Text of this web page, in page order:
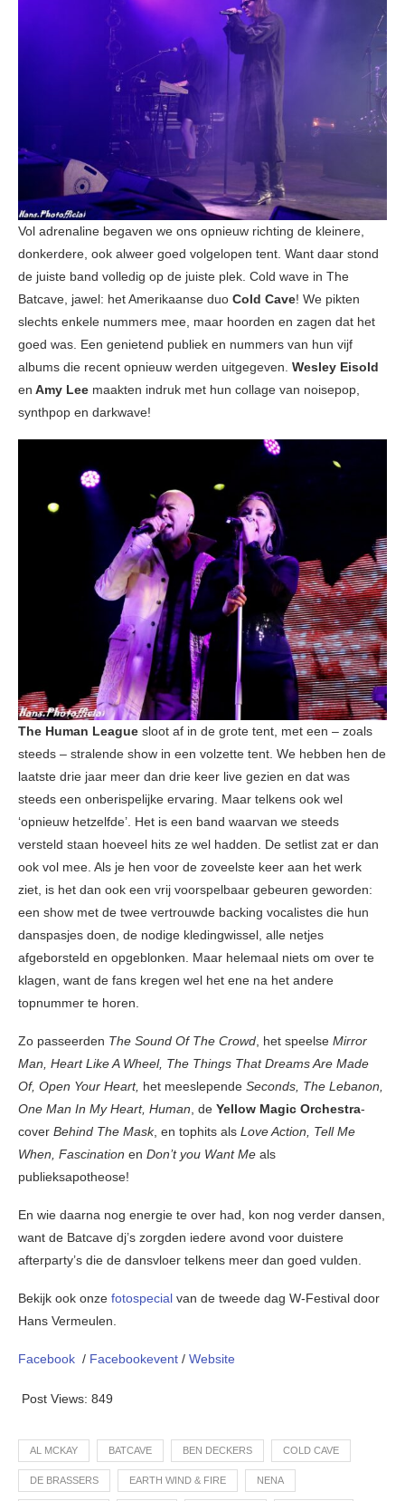
Vol adrenaline begaven we ons opnieuw richting de kleinere,
donkerdere, ook alweer goed volgelopen tent. Want daar stond
de juiste band volledig op de juiste plek. Cold wave in The
Batcave, jawel: het Amerikaanse duo Cold Cave! We pikten
slechts enkele nummers mee, maar hoorden en zagen dat het
goed was. Een genietend publiek en nummers van hun vijf
albums die recent opnieuw werden uitgegeven. Wesley Eisold
en Amy Lee maakten indruk met hun collage van noisepop,
synthpop en darkwave!
The Human League sloot af in de grote tent, met een – zoals
steeds – stralende show in een volzette tent. We hebben hen de
laatste drie jaar meer dan drie keer live gezien en dat was
steeds een onberispelijke ervaring. Maar telkens ook wel
‘opnieuw hetzelfde’. Het is een band waarvan we steeds
versteld staan hoeveel hits ze wel hadden. De setlist zat er dan
ook vol mee. Als je hen voor de zoveelste keer aan het werk
ziet, is het dan ook een vrij voorspelbaar gebeuren geworden:
een show met de twee vertrouwde backing vocalistes die hun
danspasjes doen, de nodige kledingwissel, alle netjes
afgeborsteld en opgeblonken. Maar helemaal niets om over te
klagen, want de fans kregen wel het ene na het andere
topnummer te horen.
Zo passeerden The Sound Of The Crowd , het speelse Mirror
Man, Heart Like A Wheel, The Things That Dreams Are Made
Of, Open Your Heart, het meeslepende Seconds, The Lebanon,
One Man In My Heart, Human , de Yellow Magic Orchestra-
cover Behind The Mask, en tophits als Love Action, Tell Me
When, Fascination en Don’t you Want Me als
publieksapotheose!
En wie daarna nog energie te over had, kon nog verder dansen,
want de Batcave dj’s zorgden iedere avond voor duistere
afterparty’s die de dansvloer telkens meer dan goed vulden.
Bekijk ook onze fotospecial van de tweede dag W-Festival door
Hans Vermeulen.
Facebook / Facebookevent / Website
Post Views: 849
AL MCKAY BATCAVE BEN DECKERS COLD CAVE
DE BRASSERS EARTH WIND & FIRE NENA